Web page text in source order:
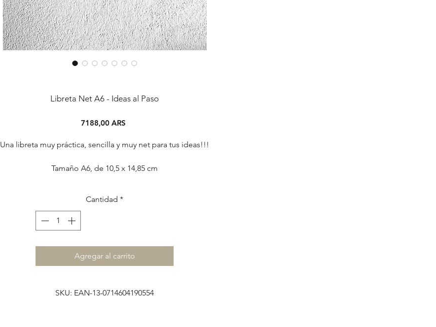
Libreta Net A6 - Ideas al Paso
7188,00 ARS
Una libreta muy práctica, sencilla y muy net para tus ideas!!!
Tamaño A6, de 10,5 x 14,85 cm
Cantidad *
Agregar al carrito
SKU: EAN-13-0714604190554